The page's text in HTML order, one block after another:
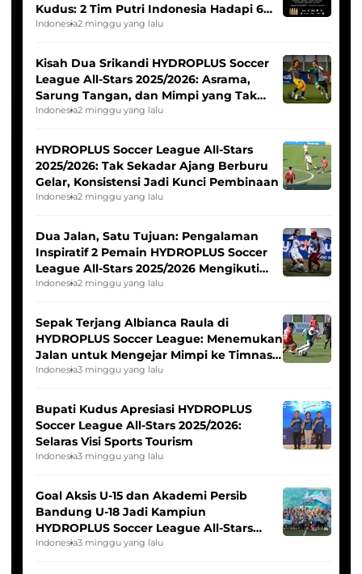
Kudus: 2 Tim Putri Indonesia Hadapi 6
Tim Asia
Indonesia2 minggu yang lalu
Kisah Dua Srikandi HYDROPLUS Soccer
League All-Stars 2025/2026: Asrama,
Sarung Tangan, dan Mimpi yang Tak
Pernah Padam
Indonesia2 minggu yang lalu
HYDROPLUS Soccer League All-Stars
2025/2026: Tak Sekadar Ajang Berburu
Gelar, Konsistensi Jadi Kunci Pembinaan
Indonesia2 minggu yang lalu
Dua Jalan, Satu Tujuan: Pengalaman
Inspiratif 2 Pemain HYDROPLUS Soccer
League All-Stars 2025/2026 Mengikuti
Seleksi Timnas Indonesia Putri
Indonesia2 minggu yang lalu
Sepak Terjang Albianca Raula di
HYDROPLUS Soccer League: Menemukan
Jalan untuk Mengejar Mimpi ke Timnas
Indonesia Putri
Indonesia3 minggu yang lalu
Bupati Kudus Apresiasi HYDROPLUS
Soccer League All-Stars 2025/2026:
Selaras Visi Sports Tourism
Indonesia3 minggu yang lalu
Goal Aksis U-15 dan Akademi Persib
Bandung U-18 Jadi Kampiun
HYDROPLUS Soccer League All-Stars
2025/2026
Indonesia3 minggu yang lalu